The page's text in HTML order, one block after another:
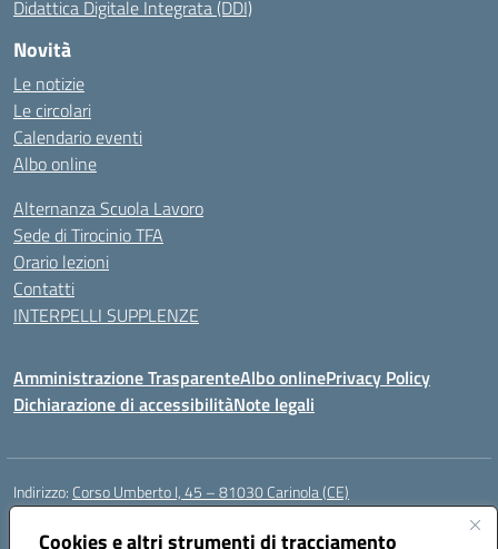
Cookies e altri strumenti di tracciamento
Didattica Digitale Integrata (DDI)
Novità
Le notizie
Le circolari
Calendario eventi
Albo online
Alternanza Scuola Lavoro
Sede di Tirocinio TFA
Orario lezioni
Contatti
INTERPELLI SUPPLENZE
Amministrazione TrasparenteAlbo onlinePrivacy Policy
Dichiarazione di accessibilitàNote legali
Indirizzo: Corso Umberto I, 45 – 81030 Carinola (CE)
Centralino:
Posta elettronica certificata (PEC):ceic88700p@pec.istruzione.it